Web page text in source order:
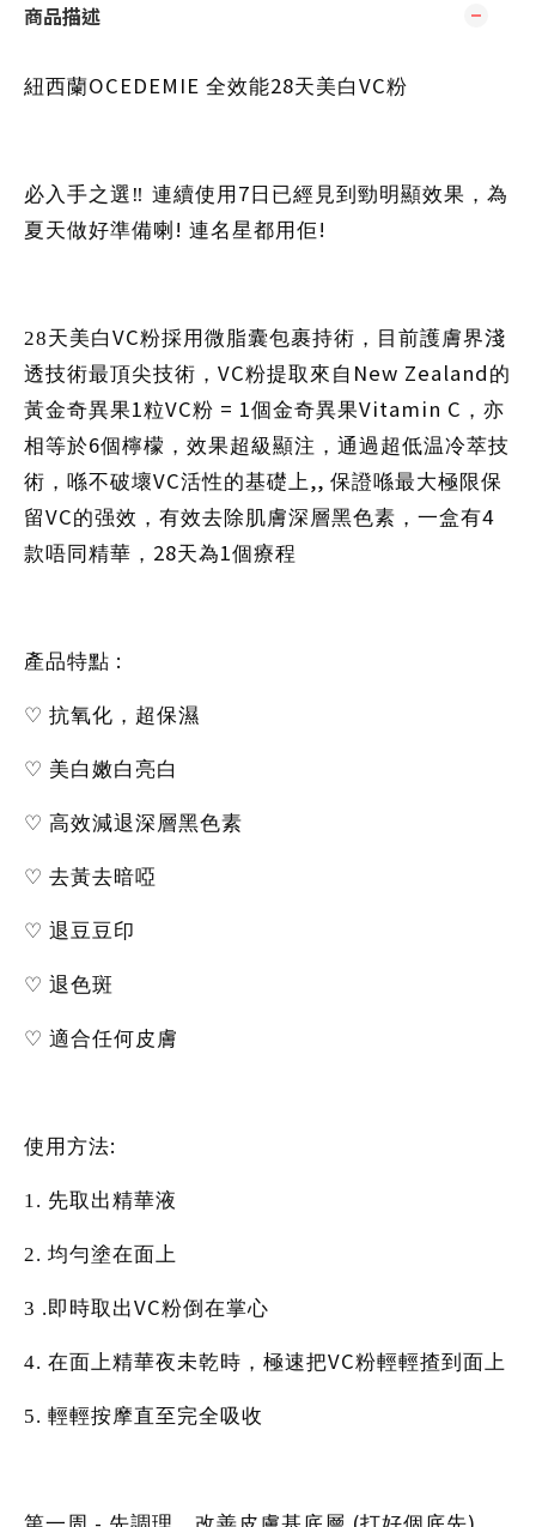
商品描述
紐西蘭OCEDEMIE 全效能28天美白 VC粉
必入手之選 ‼ 連續使用 7 日已經見到勁明顯效果，為
夏天做好準備喇 ! 連名星都用佢 !
28天美白 VC粉採用微脂囊包裹持術，目前護膚界淺
透技術最頂尖技術， VC粉提取來自 New Zealand 的
黃金奇異果1粒VC粉 = 1個金奇異果Vitamin C ，亦
相等於6個檸檬，效果超級顯注，通過超低温冷萃技
術，喺不破壞VC活性的基礎上,, 保證喺最大極限保
留VC的强效，有效去除肌膚深層黑色素，一盒有4
款唔同精華， 28天為1個療程
產品特點 :
♡ 抗氧化，超保濕
♡ 美白嫩白亮白
♡ 高效減退深層黑色素
♡ 去黃去暗啞
♡ 退豆豆印
♡ 退色斑
♡ 適合任何皮膚
使用方法:
1. 先取出精華液
2. 均勻塗在面上
3 .即時取出VC粉倒在掌心
4. 在面上精華夜未乾時，極速把VC粉輕輕揸到面上
5. 輕輕按摩直至完全吸收